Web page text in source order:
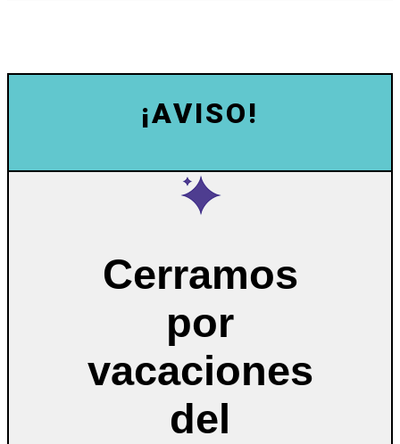
¡AVISO!
Cerramos
por
vacaciones
del